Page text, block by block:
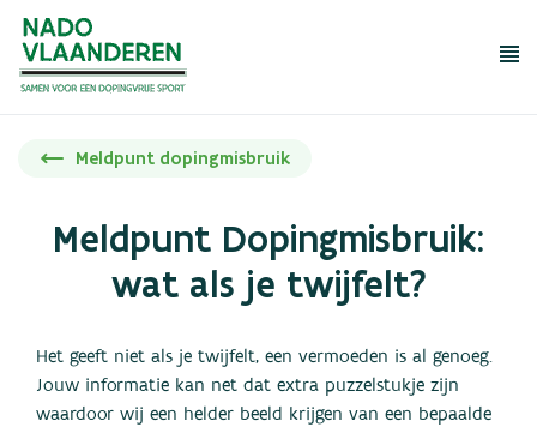
Wat mag niet?
Dopingcontrole
Tools en educatie
Over NADO
Meldpunt dopingmisbruik
Meldpunt Dopingmisbruik:
wat als je twijfelt?
Het geeft niet als je twijfelt, een vermoeden is al genoeg.
Jouw informatie kan net dat extra puzzelstukje zijn
waardoor wij een helder beeld krijgen van een bepaalde